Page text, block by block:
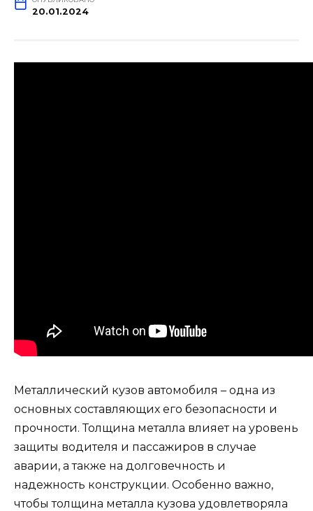
20.01.2024
Металлический кузов автомобиля – одна из
основных составляющих его безопасности и
прочности. Толщина металла влияет на уровень
защиты водителя и пассажиров в случае
аварии, а также на долговечность и
надежность конструкции. Особенно важно,
чтобы толщина металла кузова удовлетворяла